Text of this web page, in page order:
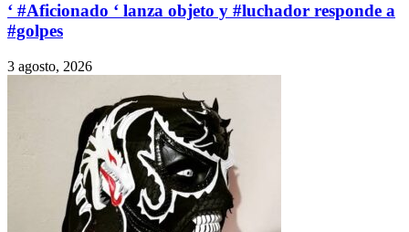
‘ #Aficionado ‘ lanza objeto y #luchador responde a
#golpes
3 agosto, 2026